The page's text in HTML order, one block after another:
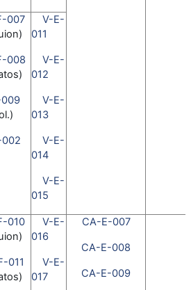
007
008
V-E-
011
V-E-
012
V-E-
013
V-E-
014
V-E-
015
010
011
V-E-
016
V-E-
017
CA-E-007
CA-E-008
CA-E-009